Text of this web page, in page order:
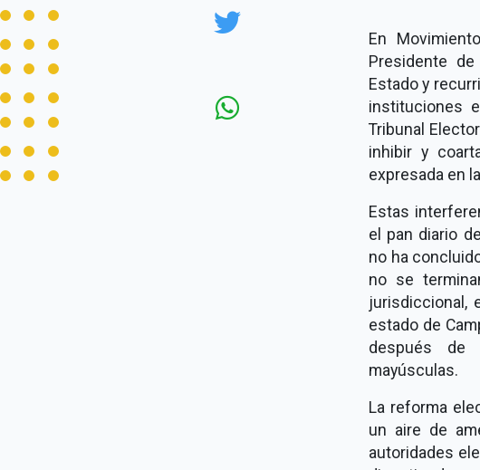
En
Presidente
Estado y
instituciones
Tribunal
inhibir y
expresada en
Estas
el pan diario
no ha
no se
jurisdiccional,
estado de
después de
mayúsculas.
La reforma
un aire de
autoridades